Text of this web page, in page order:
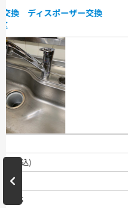
TW11R TW11RF
浴室用水栓金具
TBV03401J1
TBV03423Z1
洗面化粧台
Vシリーズ
Vシリーズ
Vシリーズ
Vシリーズ
Vシリーズ
サービス内容 便器交換 ／
作業時間 1時間30分
料金 ￥163,944(
メーカー名 TOTO
品番・商品名 CS230BM、